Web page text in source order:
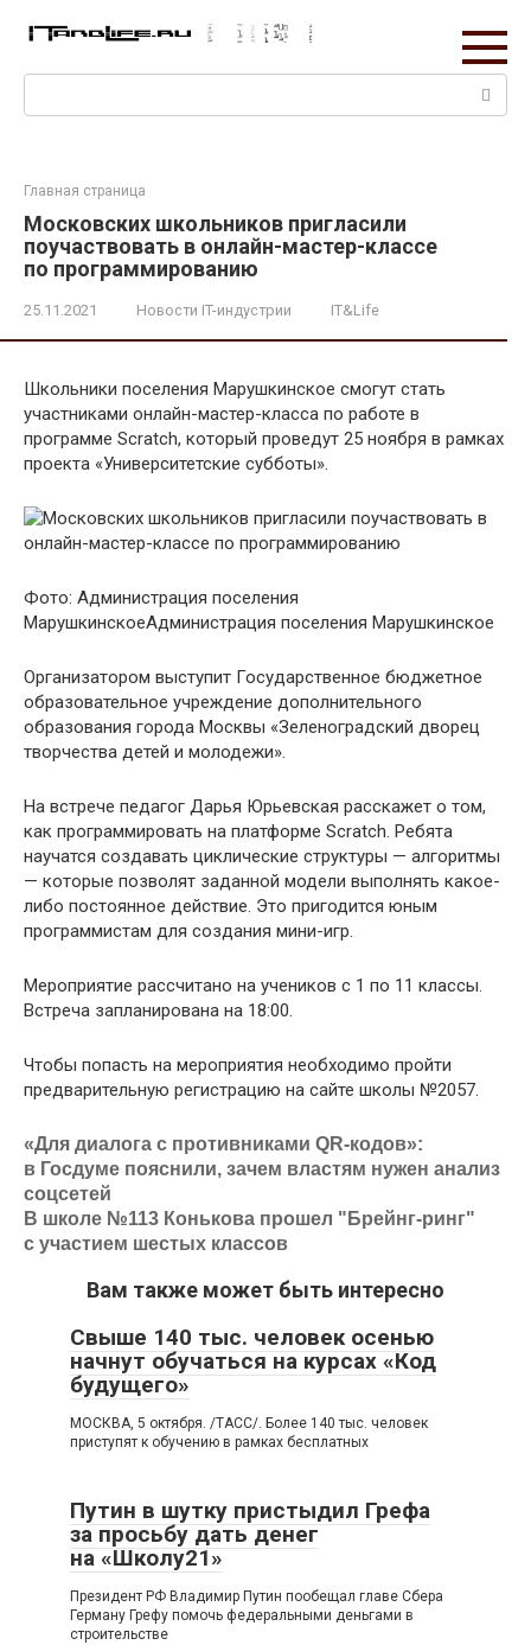
Поиск:
Главная страница
Московских школьников пригласили
поучаствовать в онлайн-мастер-классе
по программированию
25.11.2021 Новости IT-индустрии IT&Life
Школьники поселения Марушкинское смогут стать
участниками онлайн-мастер-класса по работе в
программе Scratch, который проведут 25 ноября в рамках
проекта «Университетские субботы».
Фото: Администрация поселения
МарушкинскоеАдминистрация поселения Марушкинское
Организатором выступит Государственное бюджетное
образовательное учреждение дополнительного
образования города Москвы «Зеленоградский дворец
творчества детей и молодежи».
На встрече педагог Дарья Юрьевская расскажет о том,
как программировать на платформе Scratch. Ребята
научатся создавать циклические структуры — алгоритмы
— которые позволят заданной модели выполнять какое-
либо постоянное действие. Это пригодится юным
программистам для создания мини-игр.
Мероприятие рассчитано на учеников с 1 по 11 классы.
Встреча запланирована на 18:00.
Чтобы попасть на мероприятия необходимо пройти
предварительную регистрацию на сайте школы №2057.
«Для диалога с противниками QR-кодов»:
в Госдуме пояснили, зачем властям нужен анализ
соцсетей
В школе №113 Конькова прошел "Брейнг-ринг"
с участием шестых классов
Вам также может быть интересно
Свыше 140 тыс. человек осенью
начнут обучаться на курсах «Код
будущего»
МОСКВА, 5 октября. /ТАСС/. Более 140 тыс. человек
приступят к обучению в рамках бесплатных
Путин в шутку пристыдил Грефа
за просьбу дать денег
на «Школу21»
Президент РФ Владимир Путин пообещал главе Сбера
Герману Грефу помочь федеральными деньгами в
строительстве